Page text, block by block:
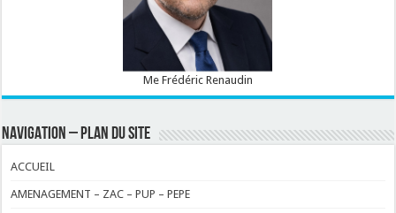
Me Frédéric Renaudin
NAVIGATION – PLAN DU SITE
ACCUEIL
AMENAGEMENT – ZAC – PUP – PEPE